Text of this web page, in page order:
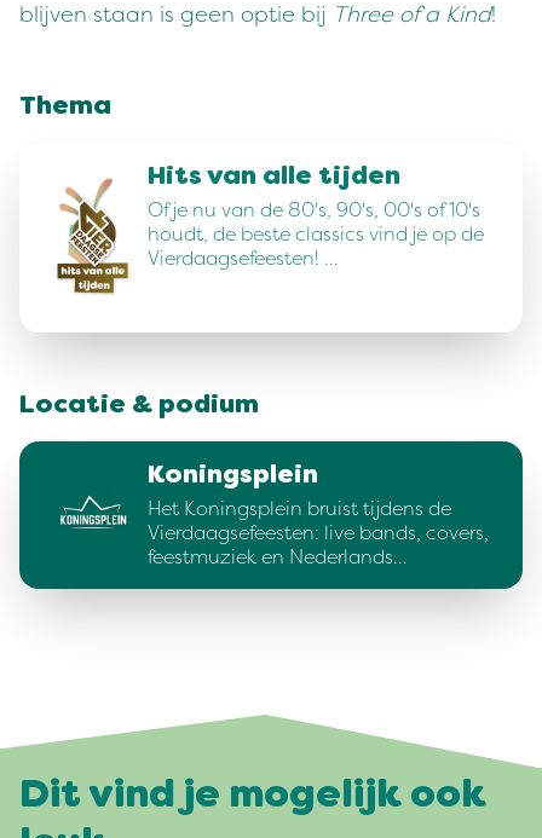
blijven staan is geen optie bij Three of a Kind!
Thema
Hits van alle tijden
Of je nu van de 80's, 90's, 00's of 10's
houdt, de beste classics vind je op de
Vierdaagsefeesten! …
Locatie & podium
Koningsplein
Het Koningsplein bruist tijdens de
Vierdaagsefeesten: live bands, covers,
feestmuziek en Nederlands…
Dit vind je mogelijk ook